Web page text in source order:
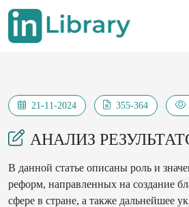
21-11-2024 355-364
АНАЛИЗ
В данной статье описаны роль и
реформ, направленных на создание
сфере в стране, а также дальнейшее